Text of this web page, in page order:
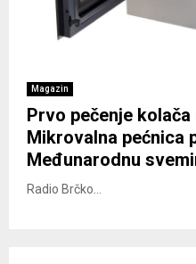
Magazin
Prvo pečenje
Mikrovalna pećnica
Međunarodnu
Radio Brčko...